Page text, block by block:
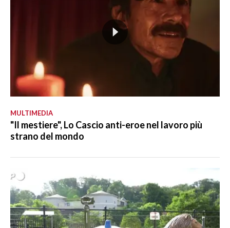
MULTIMEDIA
"Il mestiere", Lo Cascio anti-eroe nel lavoro più
strano del mondo